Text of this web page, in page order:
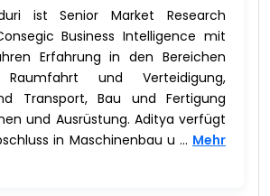
ist Senior Market Research
Business Intelligence mit
Erfahrung in den Bereichen
und Verteidigung,
Transport, Bau und Fertigung
und Ausrüstung. Aditya verfügt
in Maschinenbau u ... Mehr